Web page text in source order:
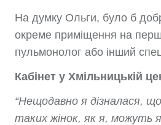
На думку Ольги, було б
окреме приміщення на
пульмонолог або інший
Кабінет у Хмільницькій
“Нещодавно я дізналася, що
таких жінок, як я, можуть